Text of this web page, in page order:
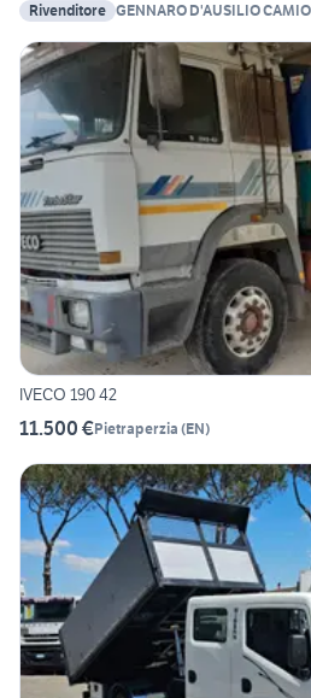
Rivenditore GENNARO D'AUSILIO
IVECO 190 42
11.500 €Pietraperzia (EN)